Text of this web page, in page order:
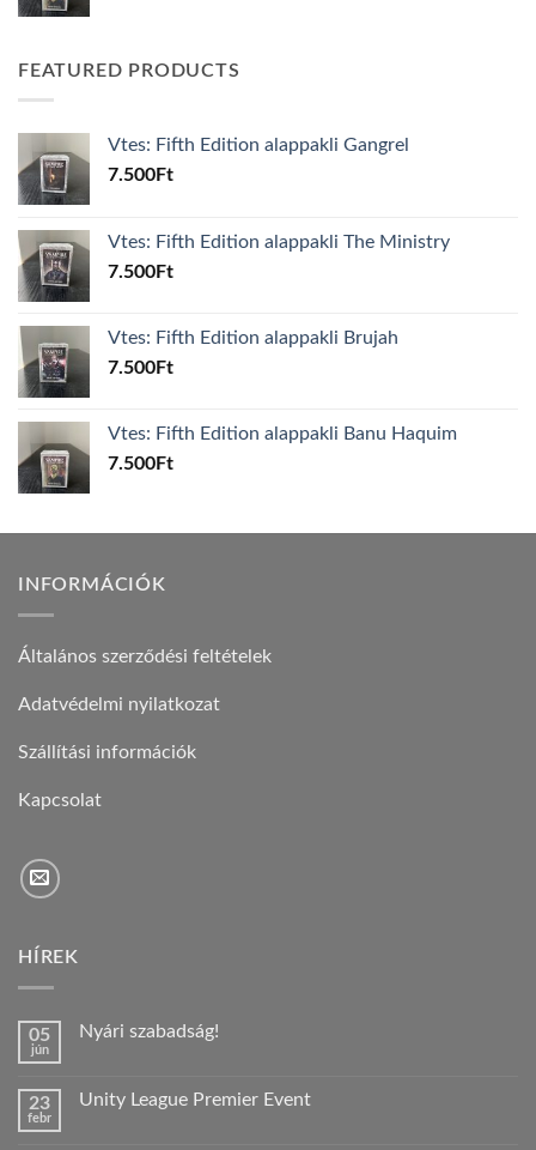
FEATURED PRODUCTS
Vtes: Fifth Edition alappakli Gangrel
7.500Ft
Vtes: Fifth Edition alappakli The Ministry
7.500Ft
Vtes: Fifth Edition alappakli Brujah
7.500Ft
Vtes: Fifth Edition alappakli Banu Haquim
7.500Ft
INFORMÁCIÓK
Általános szerződési feltételek
Adatvédelmi nyilatkozat
Szállítási információk
Kapcsolat
HÍREK
05
jún
Nyári szabadság!
Nyári
23
febr
Unity League Premier Event